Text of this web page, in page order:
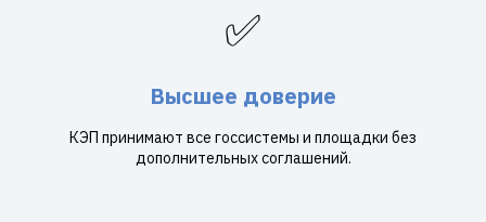
✅
Высшее доверие
КЭП принимают все госсистемы и площадки без
дополнительных соглашений.